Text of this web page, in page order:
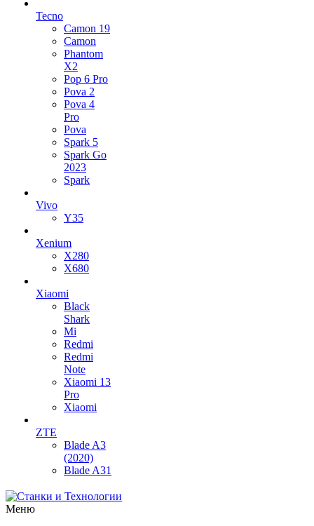
Tecno
Camon 19
Camon
Phantom
X2
Pop 6 Pro
Pova 2
Pova 4
Pro
Pova
Spark 5
Spark Go
2023
Spark
Vivo
Y35
Xenium
X280
X680
Xiaomi
Black
Shark
Mi
Redmi
Redmi
Note
Xiaomi 13
Pro
Xiaomi
ZTE
Blade A3
(2020)
Blade A31
Меню